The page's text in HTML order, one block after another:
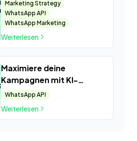
Preise
Marketing Strategy
WhatsApp API
WhatsApp Marketing
Weiterlesen
Maximiere deine
Kampagnen mit KI-
Visualisierungen
WhatsApp API
Weiterlesen